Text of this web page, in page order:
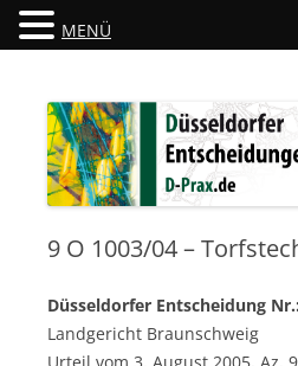
Düsseldorfer
9 O 1003/04 –
Düsseldorfer Entscheidung
Landgericht Braunschweig
Urteil vom 3. August 2005, Az.
MENÜ